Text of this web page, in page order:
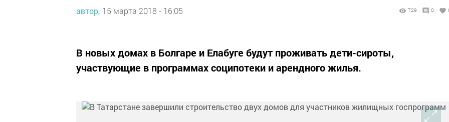
автор, 15 марта 2018 - 16:05 729 0
В новых домах в Болгаре и Елабуге будут проживать дети-сироты,
участвующие в программах соципотеки и арендного жилья.